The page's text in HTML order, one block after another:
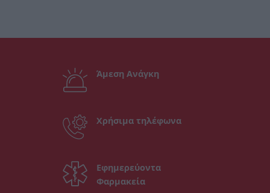
Άμεση Ανάγκη
Χρήσιμα τηλέφωνα
Εφημερεύοντα
Φαρμακεία